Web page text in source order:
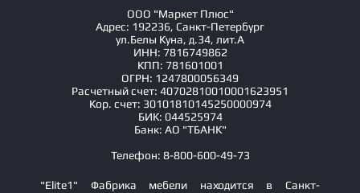
ООО "Маркет Плюс"
Адрес: 192236, Санкт-Петербург
ул.Белы Куна, д.34, лит.А
ИНН: 7816749862
КПП: 781601001
ОГРН: 1247800056349
Расчетный счет: 40702810010001623951
Кор. счет: 30101810145250000974
БИК: 044525974
Банк: АО "ТБАНК"
Телефон: 8-800-600-49-73
"Elite1" Фабрика мебели находится в Санкт-